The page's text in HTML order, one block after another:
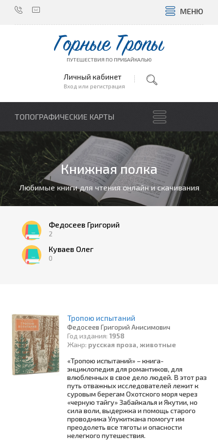
МЕНЮ
Горные Тропы
ПУТЕШЕСТВИЯ ПО ПРИБАЙКАЛЬЮ
Личный кабинет
Вход или регистрация
ТОПОГРАФИЧЕСКИЕ КАРТЫ
Книжная полка
Любимые книги для чтения онлайн и скачивания
Федосеев Григорий
2
Куваев Олег
0
Тропою испытаний
Федосеев Григорий Анисимович
Год издания: 1958
Жанр: русская проза, животные
«Тропою испытаний» – книга-
энциклопедия для романтиков, для
влюбленных в свое дело людей. В этот раз
путь отважных исследователей лежит к
суровым берегам Охотского моря через
«черную тайгу» Забайкалья и Якутии, но
сила воли, выдержка и помощь старого
проводника Улукиткана помогут им
преодолеть все тяготы и опасности
нелегкого путешествия.